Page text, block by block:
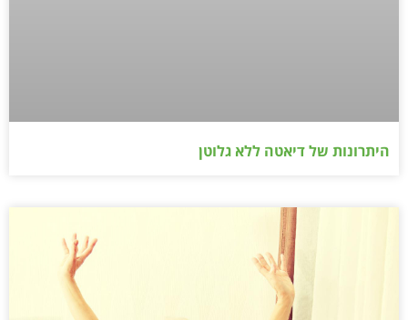
היתרונות של דיאטה ללא גלוטן